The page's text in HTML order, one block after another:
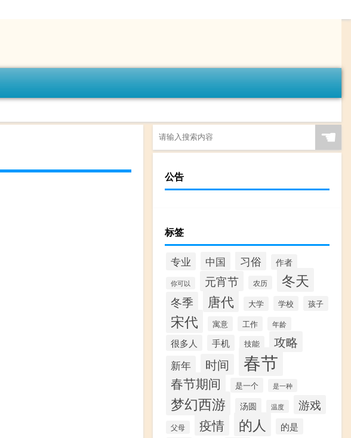
☚
公告
标签
专业 中国 习俗 作者
你可以 元宵节 农历 冬天
冬季 唐代 大学 学校 孩子
宋代 寓意 工作 年龄
很多人 手机 技能 攻略
新年 时间 春节
春节期间 是一个 是一种
梦幻西游 汤圆 温度 游戏
父母 疫情 的人 的是